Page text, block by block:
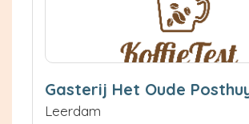
Gasterij Het Oude
Leerdam